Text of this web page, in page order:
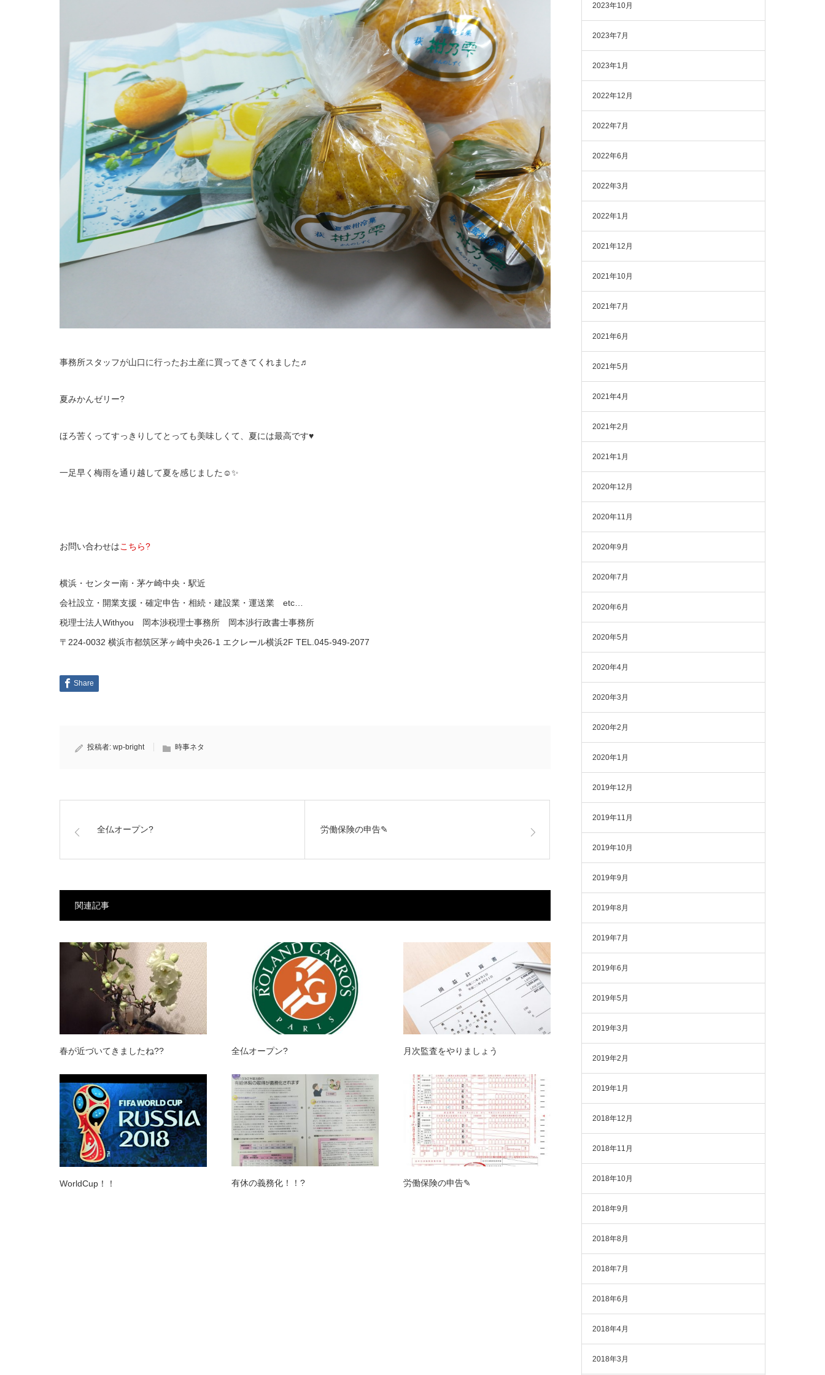
事務所スタッフが山口に行ったお土産に買ってきてくれました♬
夏みかんゼリー?
ほろ苦くってすっきりしてとっても美味しくて、夏には最高です♥
一足早く梅雨を通り越して夏を感じました☺✨
お問い合わせはこちら?
横浜・センター南・茅ケ崎中央・駅近
会社設立・開業支援・確定申告・相続・建設業・運送業 etc…
税理士法人Withyou 岡本渉税理士事務所 岡本渉行政書士事務所
〒224-0032 横浜市都筑区茅ヶ崎中央26-1 エクレール横浜2F TEL.045-949-2077
Share
投稿者: wp-bright 時事ネタ
全仏オープン? 労働保険の申告✎
関連記事
春が近づいてきましたね?? 全仏オープン? 月次監査をやりましょう
WorldCup！！ 有休の義務化！！? 労働保険の申告✎
2023年10月
2023年7月
2023年1月
2022年12月
2022年7月
2022年6月
2022年3月
2022年1月
2021年12月
2021年10月
2021年7月
2021年6月
2021年5月
2021年4月
2021年2月
2021年1月
2020年12月
2020年11月
2020年9月
2020年7月
2020年6月
2020年5月
2020年4月
2020年3月
2020年2月
2020年1月
2019年12月
2019年11月
2019年10月
2019年9月
2019年8月
2019年7月
2019年6月
2019年5月
2019年3月
2019年2月
2019年1月
2018年12月
2018年11月
2018年10月
2018年9月
2018年8月
2018年7月
2018年6月
2018年4月
2018年3月